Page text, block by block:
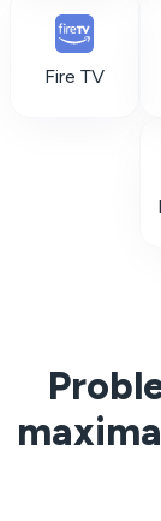
Fire TV